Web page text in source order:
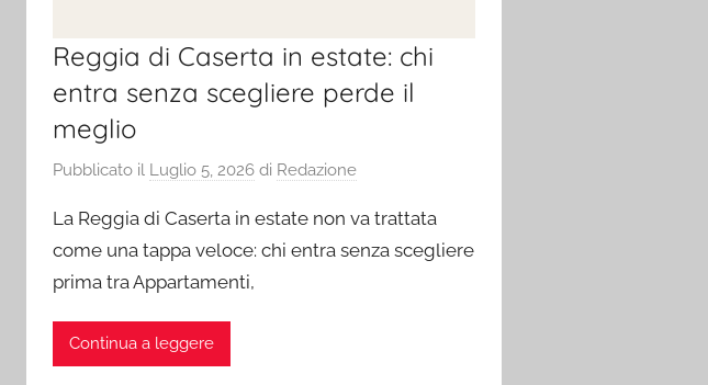
Reggia di Caserta in estate: chi
entra senza scegliere perde il
meglio
Pubblicato il Luglio 5, 2026 di Redazione
La Reggia di Caserta in estate non va trattata
come una tappa veloce: chi entra senza scegliere
prima tra Appartamenti,
Continua a leggere